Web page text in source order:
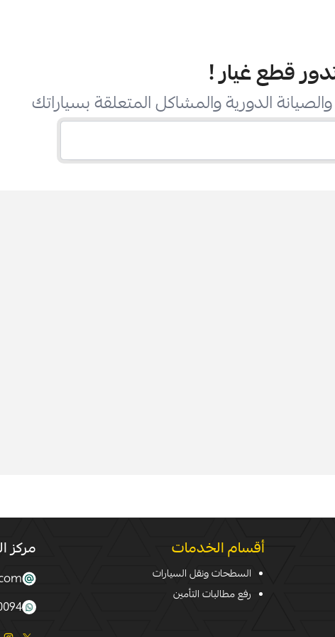
قطع غيار!
الدورية والمشاكل المتعلقة بسياراتك
أقسام الخدمات
السطحات ونقل السيارات
رفع مطالبات التأمين
مركز